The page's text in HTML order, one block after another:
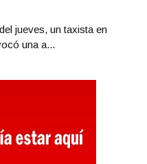
jueves, un taxista en
una a...